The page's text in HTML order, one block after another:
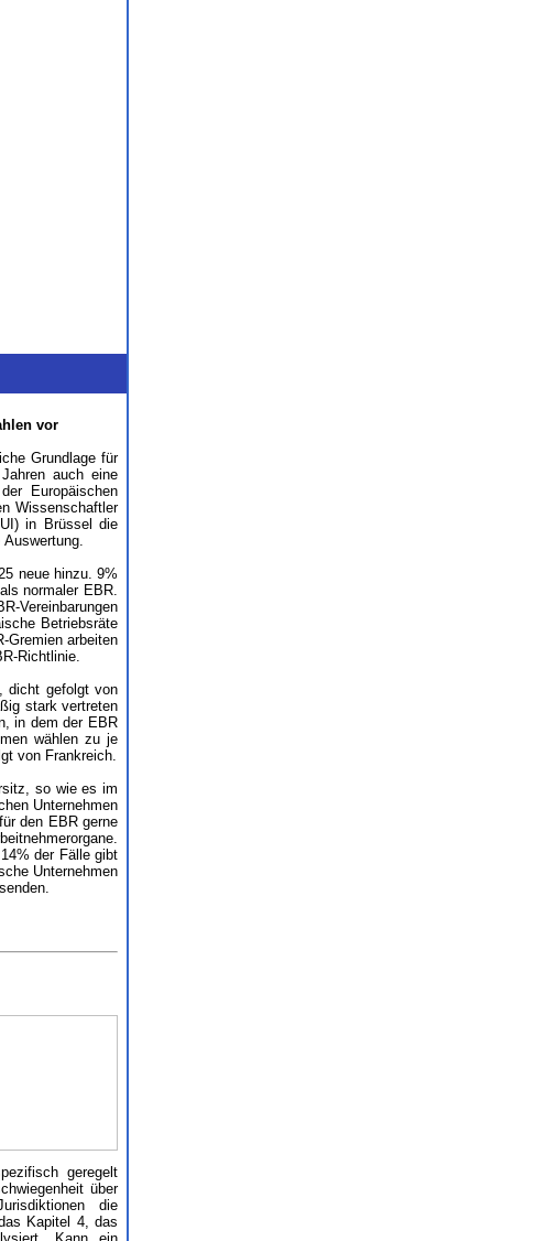
vor
Grundlage für
auch eine
Europäischen
Wissenschaftler
in Brüssel die
neue hinzu. 9%
normaler EBR.
Vereinbarungen
Betriebsräte
Gremien arbeiten
Richtlinie.
dicht gefolgt von
stark vertreten
in dem der EBR
wählen zu je
von Frankreich.
so wie es im
Unternehmen
den EBR gerne
der Fälle gibt
Unternehmen
geregelt
über
die
Kapitel 4, das